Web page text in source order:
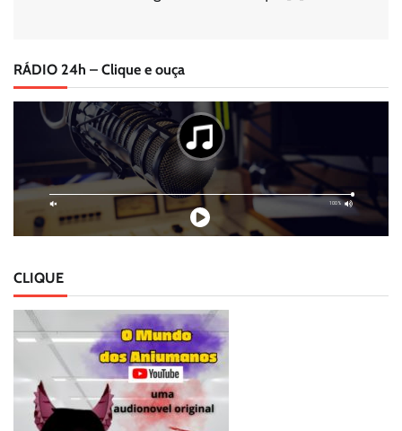
RÁDIO 24h – Clique e ouça
CLIQUE